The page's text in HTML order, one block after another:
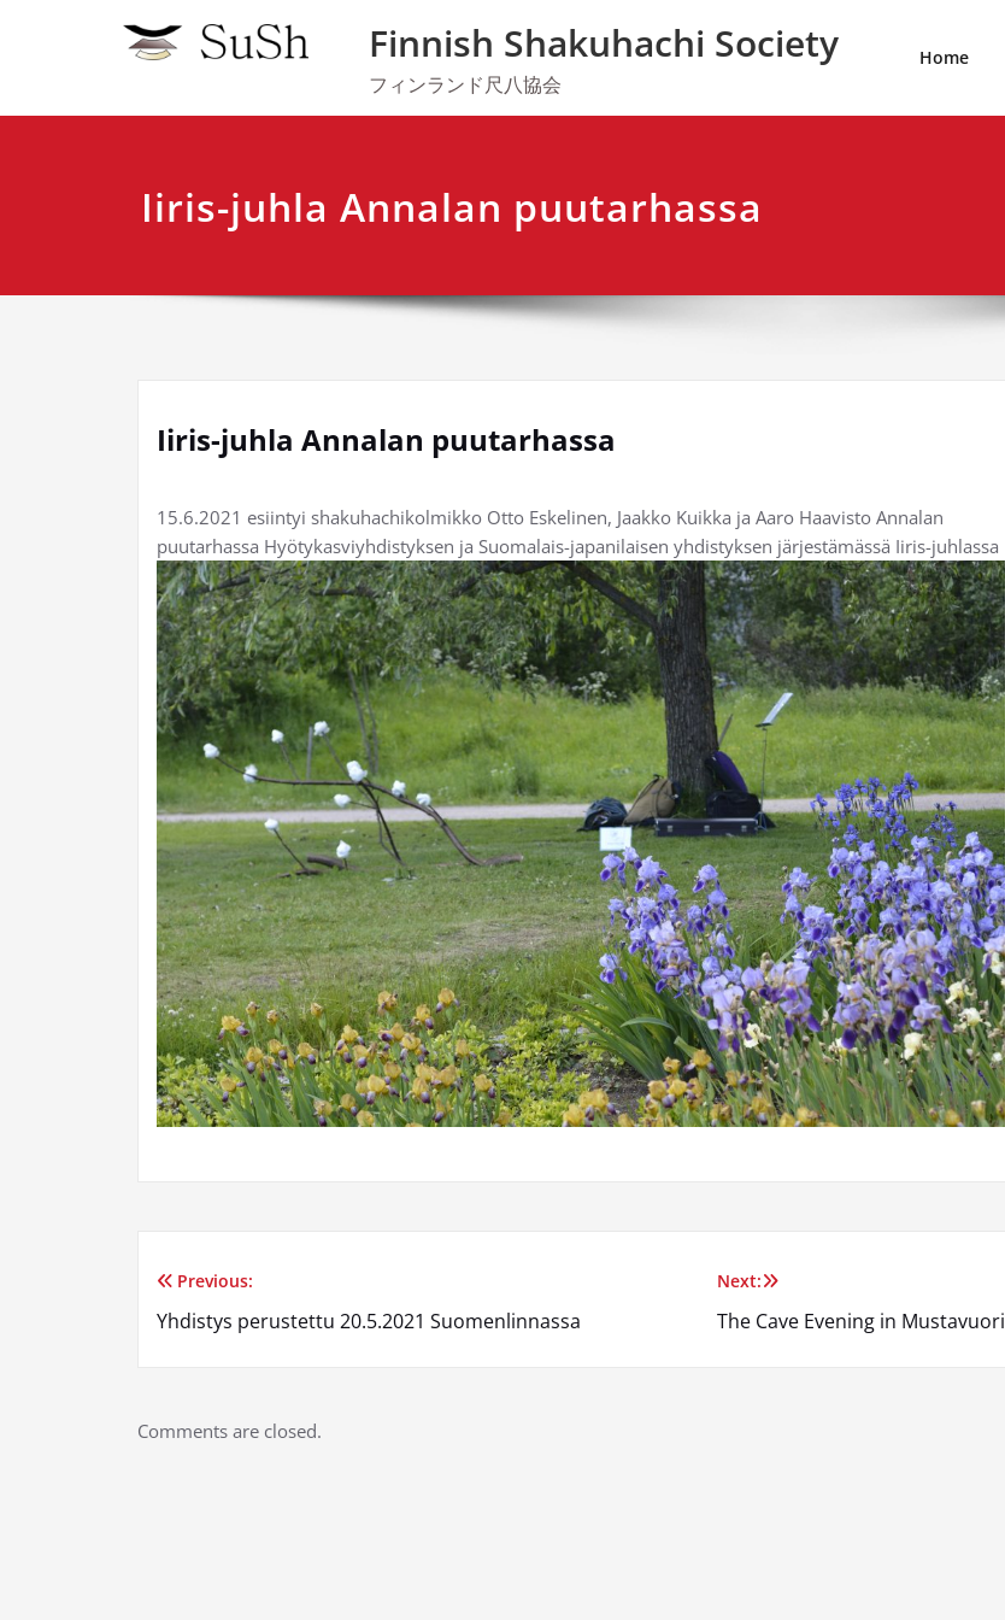
Finnish Shakuhachi Society
フィンランド尺八協会
Home
Iiris-juhla Annalan puutarhassa
Iiris-juhla Annalan puutarhassa
15.6.2021 esiintyi shakuhachikolmikko Otto Eskelinen, Jaakko Kuikka ja Aaro Haavisto Annalan
puutarhassa Hyötykasviyhdistyksen ja Suomalais-japanilaisen yhdistyksen järjestämässä Iiris-juhlassa
Post
Previous:
Yhdistys perustettu 20.5.2021 Suomenlinnassa
Next:
The Cave Evening in Mustavuori
Comments are closed.